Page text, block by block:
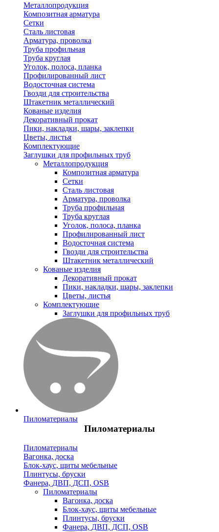
Металлопродукция
Композитная арматура
Сетки
Сталь листовая
Арматура, проволка
Труба профильная
Труба круглая
Уголок, полоса, планка
Профилированный лист
Водосточная система
Гвозди для строительства
Штакетник металлический
Кованые изделия
Декоративный прокат
Пики, накладки, шары, заклепки
Цветы, листья
Комплектующие
Заглушки для профильных труб
Металлопродукция
Композитная арматура
Сетки
Сталь листовая
Арматура, проволка
Труба профильная
Труба круглая
Уголок, полоса, планка
Профилированный лист
Водосточная система
Гвозди для строительства
Штакетник металлический
Кованые изделия
Декоративный прокат
Пики, накладки, шары, заклепки
Цветы, листья
Комплектующие
Заглушки для профильных труб
Пиломатериалы
Пиломатериалы
Пиломатериалы
Вагонка, доска
Блок-хаус, щиты мебельные
Плинтусы, бруски
Фанера, ДВП, ДСП, OSB
Пиломатериалы
Вагонка, доска
Блок-хаус, щиты мебельные
Плинтусы, бруски
Фанера, ДВП, ДСП, OSB